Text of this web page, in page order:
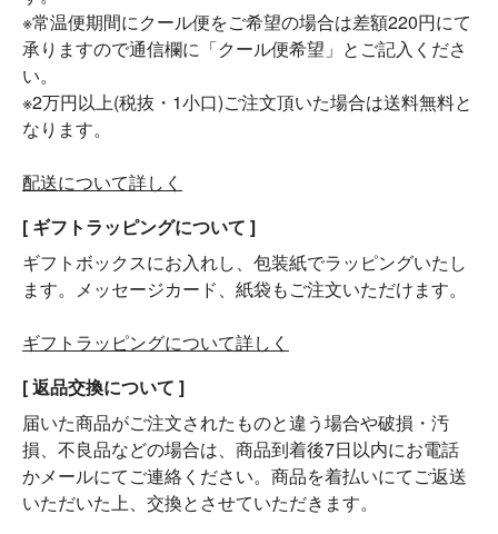
※常温便期間にクール便をご希望の場合は差額220円にて
承りますので通信欄に「クール便希望」とご記入くださ
い。
※2万円以上(税抜・1小口)ご注文頂いた場合は送料無料と
なります。
配送について詳しく
[ ギフトラッピングについて ]
ギフトボックスにお入れし、包装紙でラッピングいたし
ます。メッセージカード、紙袋もご注文いただけます。
ギフトラッピングについて詳しく
[ 返品交換について ]
届いた商品がご注文されたものと違う場合や破損・汚
損、不良品などの場合は、商品到着後7日以内にお電話
かメールにてご連絡ください。商品を着払いにてご返送
いただいた上、交換とさせていただきます。